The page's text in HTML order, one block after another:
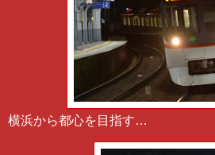
横浜から都心を目指す…